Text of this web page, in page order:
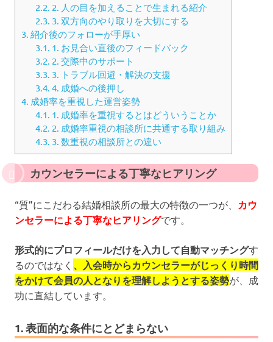
2.2. 2. 人の目を加えることで生まれる紹介
2.3. 3. 双方向のやり取りを大切にする
3. 紹介後のフォローが手厚い
3.1. 1. お見合い直後のフィードバック
3.2. 2. 交際中のサポート
3.3. 3. トラブル回避・解決の支援
3.4. 4. 成婚への後押し
4. 成婚率を重視した運営姿勢
4.1. 1. 成婚率を重視するとはどういうことか
4.2. 2. 成婚率重視の相談所に共通する取り組み
4.3. 3. 数重視の相談所との違い
カウンセラーによる丁寧なヒアリング
“質”にこだわる結婚相談所の最大の特徴の一つが、 カウ
ンセラーによる丁寧なヒアリングです。
形式的にプロフィールだけを入力して自動マッチングす
るのではなく 、入会時からカウンセラーがじっくり時間
をかけて会員の人となりを理解しようとする姿勢が、成
功に直結しています。
1. 表面的な条件にとどまらない